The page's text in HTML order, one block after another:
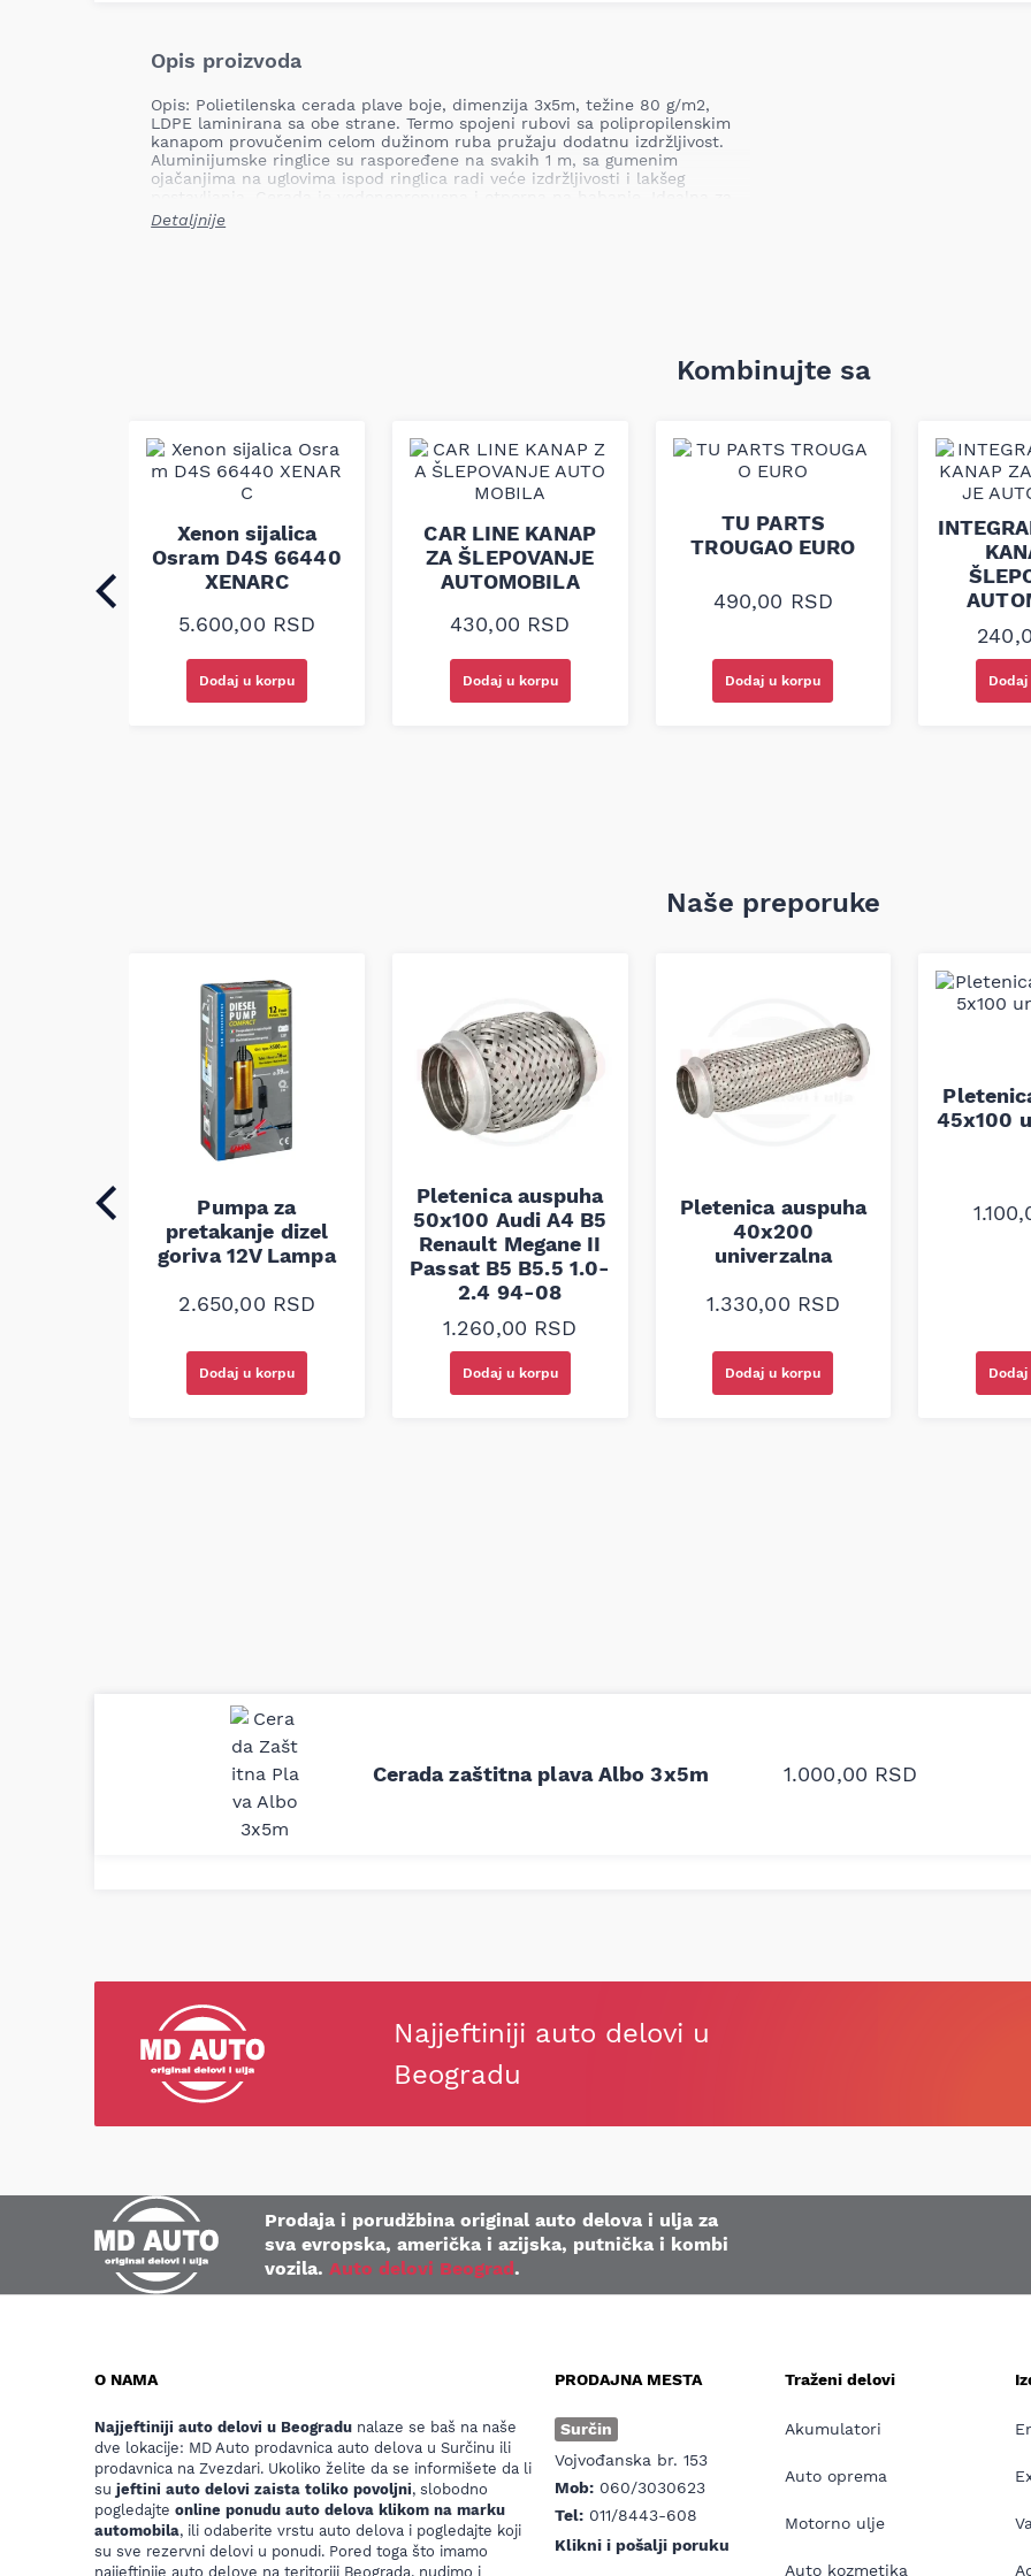
Opis proizvoda
Opis: Polietilenska cerada plave boje, dimenzija 3x5m, težine 80 g/m2,
LDPE laminirana sa obe strane. Termo spojeni rubovi sa polipropilenskim
kanapom provučenim celom dužinom ruba pružaju dodatnu izdržljivost.
Aluminijumske ringlice su raspoređene na svakih 1 m, sa gumenim
ojačanjima na uglovima ispod ringlica radi veće izdržljivosti i lakšeg
široku primenu, uključujući domaćinstvo, poljoprivredu, voćarstvo, vrt i
baštu, prekrivanje prikolica, motora i čamaca, kao i u građevinarstvu i
Detaljnije
Kombinujte sa
Xenon sijalica
Osram D4S 66440
XENARC
5.600,00 RSD
Dodaj u korpu
CAR LINE KANAP
ZA ŠLEPOVANJE
AUTOMOBILA
430,00 RSD
Dodaj u korpu
TU PARTS
TROUGAO EURO
490,00 RSD
Dodaj u korpu
Naše preporuke
Pumpa za
pretakanje dizel
goriva 12V Lampa
2.650,00 RSD
Dodaj u korpu
Pletenica auspuha
50x100 Audi A4 B5
Renault Megane II
Passat B5 B5.5 1.0-
2.4 94-08
1.260,00 RSD
Dodaj u korpu
Pletenica auspuha
40x200
univerzalna
1.330,00 RSD
Dodaj u korpu
45x100
Cerada zaštitna plava Albo 3x5m 1.000,00 RSD
Uporedila sam sve moguće online prodavnice auto delova i
definitivno najbolje cene su ovde. Kupila sam više puta auto
delove iz MD Auto. Uvek dobra preporuka za proizvođača i
odgovarajuću opremu. Sve pohvale!
Svetlana Večerinović, Beograd (Opel Astra)
tačan naziv i tip
ali me je Miloš
Najjeftiniji auto delovi u
Beogradu
Prodaja i porudžbina original auto delova i ulja za
sva evropska, američka i azijska, putnička i kombi
vozila. Auto delovi Beograd.
O NAMA
Najjeftiniji auto delovi u Beogradu nalaze se baš na naše
dve lokacije: MD Auto prodavnica auto delova u Surčinu ili
prodavnica na Zvezdari. Ukoliko želite da se informišete da li
su jeftini auto delovi zaista toliko povoljni, slobodno
pogledajte online ponudu auto delova klikom na marku
automobila, ili odaberite vrstu auto delova i pogledajte koji
su sve rezervni delovi u ponudi. Pored toga što imamo
najjeftinije auto delove na teritoriji Beograda, nudimo i
PRODAJNA MESTA
Surčin
Vojvođanska br. 153
Mob: 060/3030623
Tel: 011/8443-608
Klikni i pošalji poruku
Traženi delovi
Akumulatori
Auto oprema
Motorno ulje
Auto kozmetika